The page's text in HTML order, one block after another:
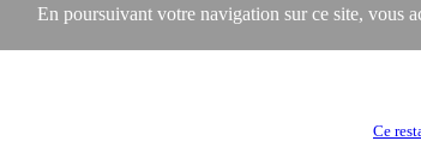
En poursuivant votre navigation sur ce site, vous
Ce